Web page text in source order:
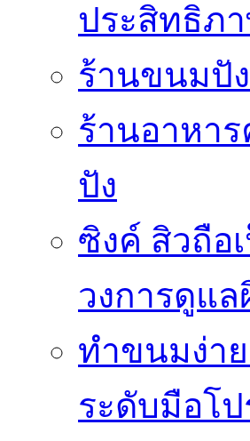
ประสิทธิภ
ร้านขนมปั
ร้านอาหา
ปัง
ซิงค์ สิวถือ
วงการดูแล
ทำขนมง่า
ระดับมือโป